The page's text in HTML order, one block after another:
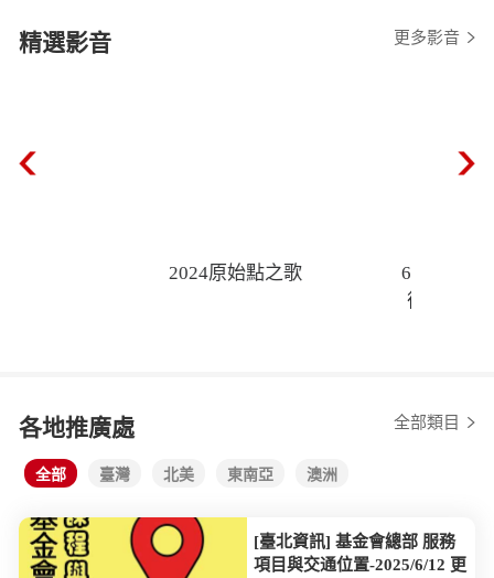
精選影音 更多影音
仁醫行腳
各地推廣處 全部類目
全部 臺灣 北美 東南亞 澳洲
[臺北資訊] 基金會總部 服務
項目與交通位置-2025/6/12 更